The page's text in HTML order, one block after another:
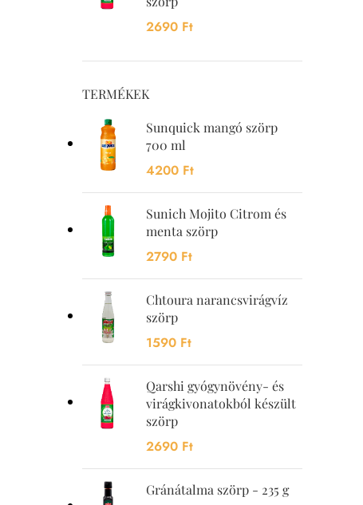
2690 Ft
TERMÉKEK
Sunquick mangó szörp
700 ml
4200 Ft
Sunich Mojito Citrom és
menta szörp
2790 Ft
Chtoura narancsvirágvíz
szörp
1590 Ft
Qarshi gyógynövény- és
virágkivonatokból készült
szörp
2690 Ft
Gránátalma szörp - 235 g